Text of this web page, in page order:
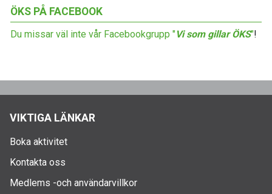
ÖKS PÅ FACEBOOK
Du missar väl inte vår Facebookgrupp "Vi som gillar ÖKS"!
VIKTIGA LÄNKAR
Boka aktivitet
Kontakta oss
Medlems -och användarvillkor